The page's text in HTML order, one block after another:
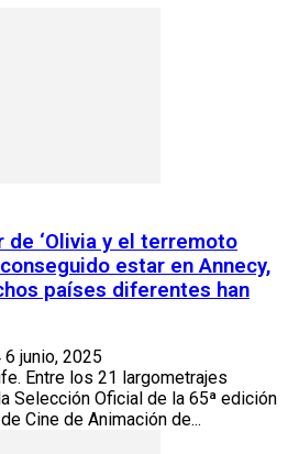
‘Olivia y el terremoto
estar en Annecy,
países diferentes han
6 junio, 2025
Entre los 21 largometrajes
Selección Oficial de la 65ª edición
Cine de Animación de...